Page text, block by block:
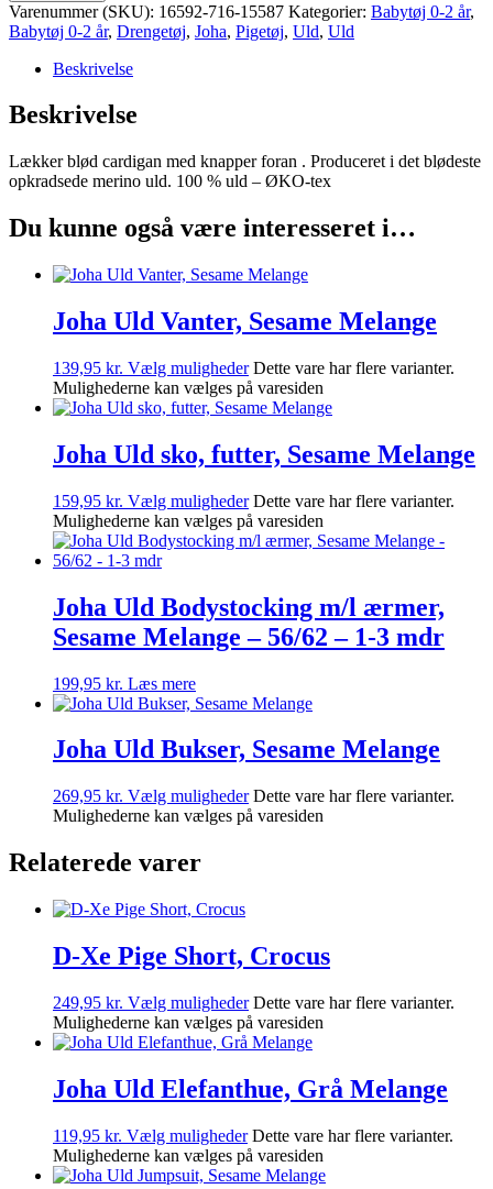
Varenummer (SKU): 16592-716-15587 Kategorier: Babytøj 0-2 år,
Babytøj 0-2 år, Drengetøj, Joha, Pigetøj, Uld, Uld
Beskrivelse
Beskrivelse
Lækker blød cardigan med knapper foran . Produceret i det blødeste
opkradsede merino uld. 100 % uld – ØKO-tex
Du kunne også være interesseret i…
Joha Uld Vanter, Sesame Melange
139,95 kr. Vælg muligheder Dette vare har flere varianter.
Mulighederne kan vælges på varesiden
Joha Uld sko, futter, Sesame Melange
159,95 kr. Vælg muligheder Dette vare har flere varianter.
Mulighederne kan vælges på varesiden
Joha Uld Bodystocking m/l ærmer,
Sesame Melange – 56/62 – 1-3 mdr
199,95 kr. Læs mere
Joha Uld Bukser, Sesame Melange
269,95 kr. Vælg muligheder Dette vare har flere varianter.
Mulighederne kan vælges på varesiden
Relaterede varer
D-Xe Pige Short, Crocus
249,95 kr. Vælg muligheder Dette vare har flere varianter.
Mulighederne kan vælges på varesiden
Joha Uld Elefanthue, Grå Melange
119,95 kr. Vælg muligheder Dette vare har flere varianter.
Mulighederne kan vælges på varesiden